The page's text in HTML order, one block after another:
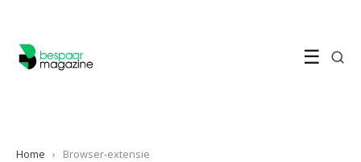
☰
Home › Browser-extensie